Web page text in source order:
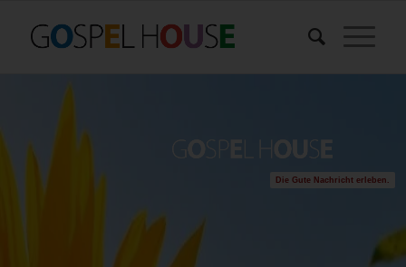
Die Gute Nachricht erleben.